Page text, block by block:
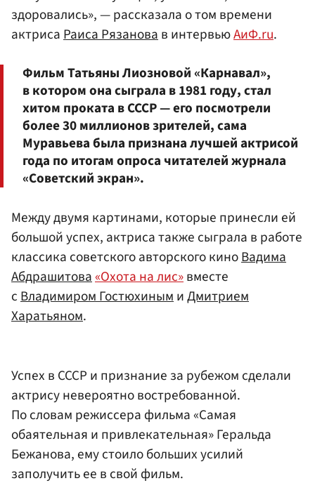
здоровались», — рассказала о том времени
актрисаРаиса Рязановав интервьюАиФ.ru.
Фильм Татьяны Лиозновой «Карнавал»,
в котором она сыграла в 1981 году, стал
хитом проката в СССР — его посмотрели
более 30 миллионов зрителей, сама
Муравьева была признана лучшей актрисой
года по итогам опроса читателей журнала
«Советский экран».
Между двумя картинами, которые принесли ей
большой успех, актриса также сыграла в работе
классика советского авторского киноВадима
Абдрашитова«Охота на лис»вместе
сВладимиром ГостюхинымиДмитрием
Харатьяном.
Успех в СССР и признание за рубежом сделали
актрису невероятно востребованной.
По словам режиссера фильма «Самая
обаятельная и привлекательная» Геральда
Бежанова, ему стоило больших усилий
заполучить ее в свой фильм.